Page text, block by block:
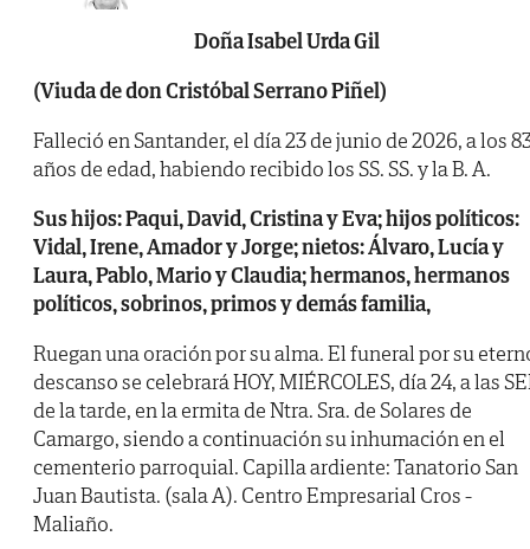
Doña Isabel Urda Gil
(Viuda de don Cristóbal Serrano Piñel)
Falleció en Santander, el día 23 de junio de 2026, a los
años de edad, habiendo recibido los SS. SS. y la B. A.
Sus hijos: Paqui, David, Cristina y Eva; hijos políticos:
Vidal, Irene, Amador y Jorge; nietos: Álvaro, Lucía y
Laura, Pablo, Mario y Claudia; hermanos, hermanos
políticos, sobrinos, primos y demás familia,
Ruegan una oración por su alma. El funeral por su
descanso se celebrará HOY, MIÉRCOLES, día 24, a las
de la tarde, en la ermita de Ntra. Sra. de Solares de
Camargo, siendo a continuación su inhumación en el
cementerio parroquial. Capilla ardiente: Tanatorio San
Juan Bautista. (sala A). Centro Empresarial Cros -
Maliaño.